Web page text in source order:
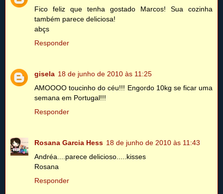
Fico feliz que tenha gostado Marcos! Sua cozinha
também parece deliciosa!
abçs
Responder
gisela 18 de junho de 2010 às 11:25
AMOOOO toucinho do céu!!! Engordo 10kg se ficar uma
semana em Portugal!!!
Responder
Rosana Garcia Hess 18 de junho de 2010 às 11:43
Andréa....parece delicioso.....kisses
Rosana
Responder